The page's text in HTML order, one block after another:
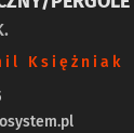
Księżniak